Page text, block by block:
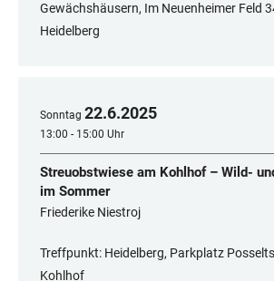
Gewächshäusern, Im Neuenheimer Feld
Heidelberg
Sonntag 22.6.2025
13:00 - 15:00 Uhr
Streuobstwiese am Kohlhof – Wild-
im Sommer
Friederike Niestroj
Treffpunkt: Heidelberg, Parkplatz
Kohlhof